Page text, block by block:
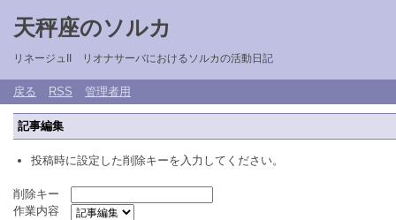
天秤座のソルカ
リネージュII リオナサーバにおけるソルカの活動日記
戻る RSS 管理者用
記事編集
投稿時に設定した削除キーを入力してください。
削除キー
作業内容